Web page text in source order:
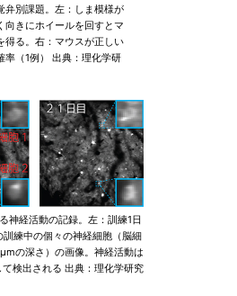
弁別課題。左：しま模様が
向きにホイールを回すとマ
得る。右：マウスが正しい
率（1例） 出典：理化学研
神経活動の記録。左：訓練1日
訓練中の個々の神経細胞（脳細
の深さ）の画像。神経活動は
検出される 出典：理化学研究